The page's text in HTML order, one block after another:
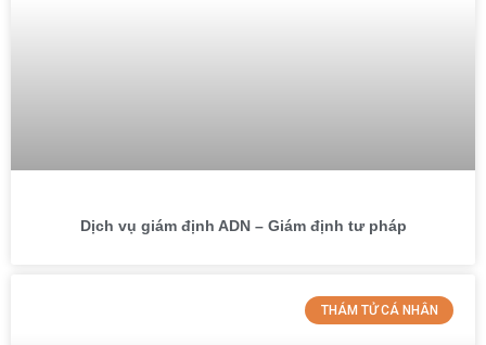
Dịch vụ giám định ADN – Giám định tư pháp
THÁM TỬ CÁ NHÂN